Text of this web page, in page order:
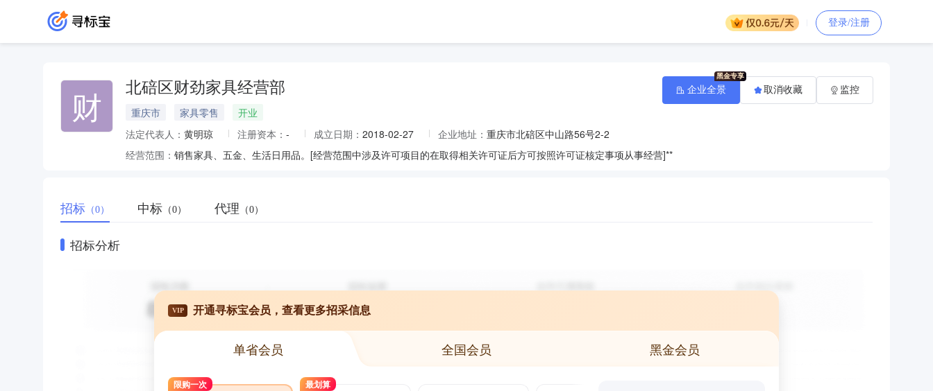
登录/注册
财 北碚区财劲家具经营部
重庆市 家具零售
开业
法定代表人： 黄明琼 注册资本： - 成立日期： 2018-02-27 企业地址： 重庆市北碚区中山路56号2-2
经营范围： 销售家具、五金、生活日用品。[经营范围中涉及许可项目的在取得相关许可证后方可按照许可证核定事项从事经营]**
企业全景 取消收藏 监控
招标 （0） 中标 （0） 代理 （0）
招标分析
VIP 开通寻标宝会员，查看更多招采信息
单省会员 全国会员 黑金会员
限购一次 最划算